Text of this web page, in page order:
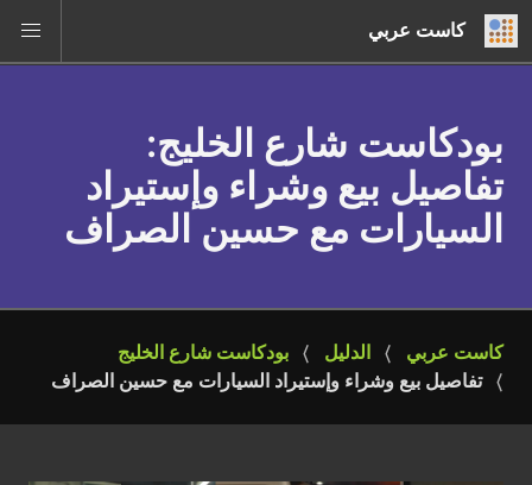
كاست عربي
بودكاست شارع الخليج:
تفاصيل بيع وشراء وإستيراد
السيارات مع حسين الصراف
كاست عربي الدليل
بودكاست شارع الخليج
تفاصيل بيع وشراء وإستيراد السيارات مع حسين الصراف